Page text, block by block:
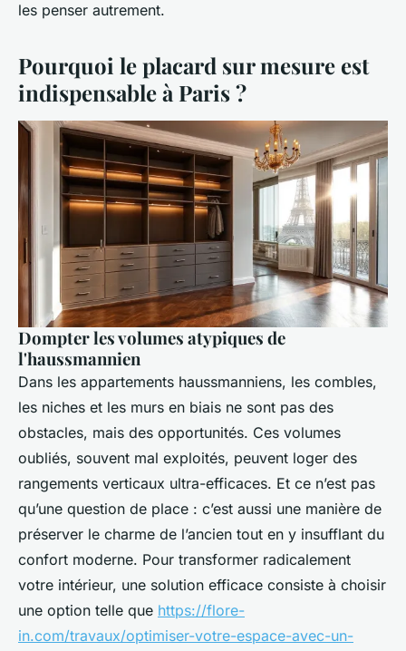
les penser autrement.
Pourquoi le placard sur mesure est
indispensable à Paris ?
Dompter les volumes atypiques de
l'haussmannien
Dans les appartements haussmanniens, les combles,
les niches et les murs en biais ne sont pas des
obstacles, mais des opportunités. Ces volumes
oubliés, souvent mal exploités, peuvent loger des
rangements verticaux ultra-efficaces. Et ce n’est pas
qu’une question de place : c’est aussi une manière de
préserver le charme de l’ancien tout en y insufflant du
confort moderne. Pour transformer radicalement
votre intérieur, une solution efficace consiste à choisir
une option telle que https://flore-
in.com/travaux/optimiser-votre-espace-avec-un-